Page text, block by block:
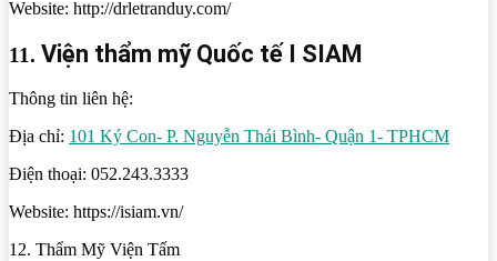
Website: http://drletranduy.com/
11. Viện thẩm mỹ Quốc tế I SIAM
Thông tin liên hệ:
Địa chỉ: 101 Ký Con- P. Nguyễn Thái Bình- Quận 1- TPHCM
Điện thoại: 052.243.3333
Website: https://isiam.vn/
12. Thẩm Mỹ Viện Tấm